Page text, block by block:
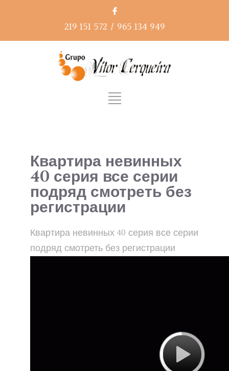
219 151 572 / 965 134 949
Квартира невинных
40 серия все серии
подряд смотреть без
регистрации
Квартира невинных 40 серия все серии
подряд смотреть без регистрации